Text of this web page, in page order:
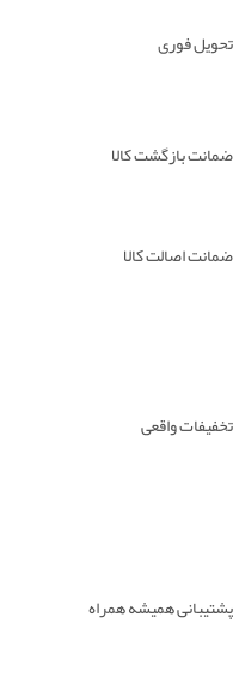
تحویل فوری
ضمانت بازگشت کالا
ضمانت اصالت کالا
تخفیفات واقعی
پشتیبانی همیشه همراه